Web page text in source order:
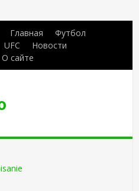
Главная
Футбол
UFC
Новости
О сайте